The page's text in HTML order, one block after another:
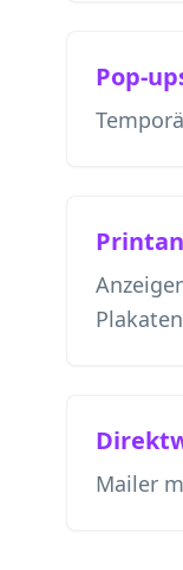
Pop-
Mailer